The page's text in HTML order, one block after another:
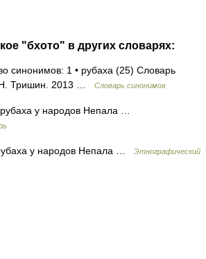
"бхото" в других словарях:
синонимов: 1 • рубаха (25) Словарь
Тришин. 2013 …
Словарь синонимов
у народов Непала …
у народов Непала …
Этнографический